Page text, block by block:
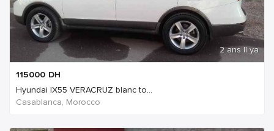
2 ans Il ya
115000 DH
Hyundai IX55 VERACRUZ blanc to...
Casablanca, Morocco